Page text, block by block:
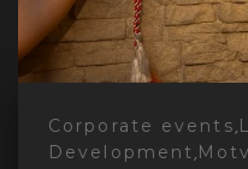
Corporate events,
Development,